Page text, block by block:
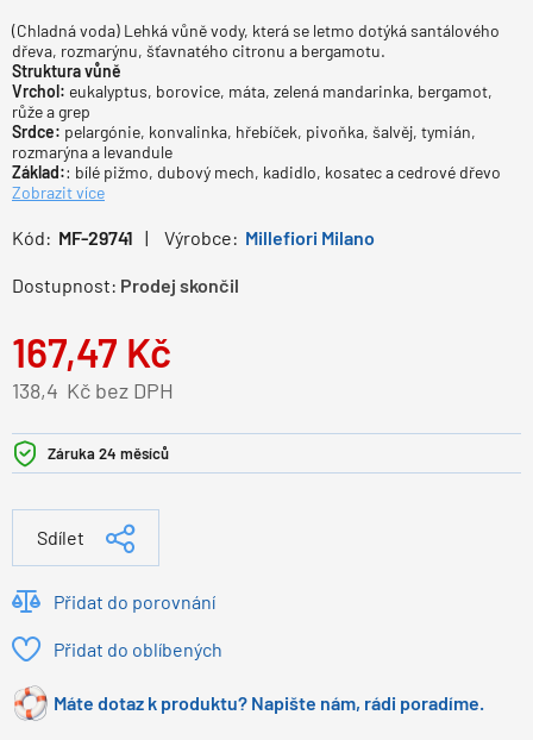
(Chladná voda) Lehká vůně vody, která se letmo dotýká santálového
dřeva, rozmarýnu, šťavnatého citronu a bergamotu.
Struktura vůně
Vrchol: eukalyptus, borovice, máta, zelená mandarinka, bergamot,
růže a grep
Srdce: pelargónie, konvalinka, hřebíček, pivoňka, šalvěj, tymián,
rozmarýna a levandule
Základ:: bílé pižmo, dubový mech, kadidlo, kosatec a cedrové dřevo
Zobrazit více
Kód: MF-29741 Výrobce: Millefiori Milano
Dostupnost: Prodej skončil
167,47 Kč
Kč bez DPH
138,4
Záruka 24 měsíců
Sdílet
Přidat do porovnání
Přidat do oblíbených
Máte dotaz k produktu? Napište nám, rádi poradíme.